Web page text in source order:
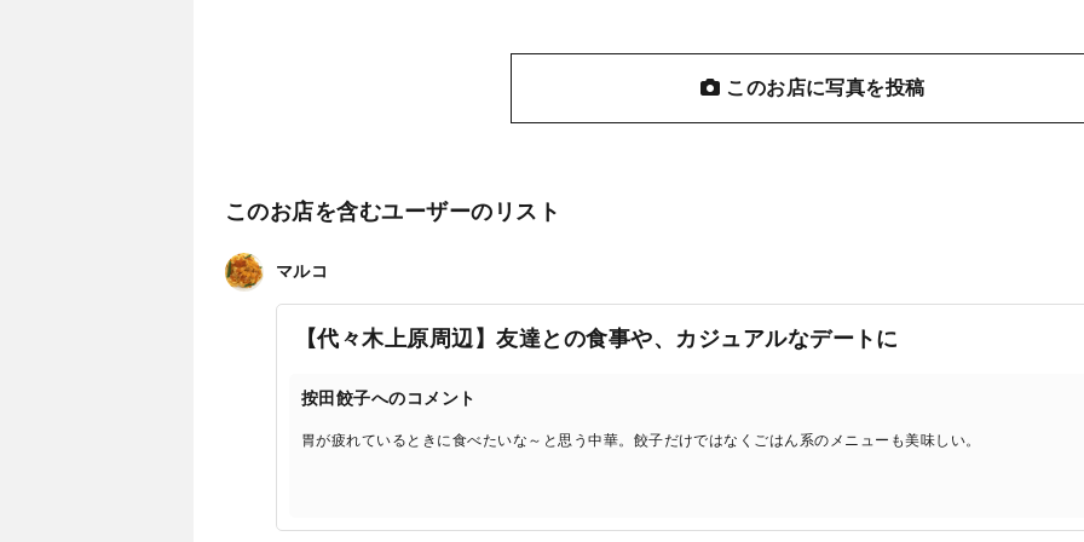
このお店に写真を投稿
このお店を含むユーザーのリスト
マルコ
【代々木上原周辺】友達との食事や、カジュアルなデートに
按田餃子へのコメント
胃が疲れているときに食べたいな～と思う中華。餃子だけではなくごはん系のメニューも美味しい。